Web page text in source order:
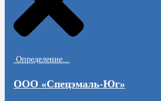
Определение...
ООО «Спецэмаль-Юг»